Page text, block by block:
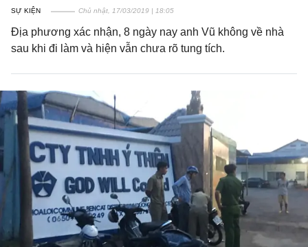
SỰ KIỆN Chủ nhật, 17/03/2019 | 18:05
Địa phương xác nhận, 8 ngày nay anh Vũ không về nhà
sau khi đi làm và hiện vẫn chưa rõ tung tích.